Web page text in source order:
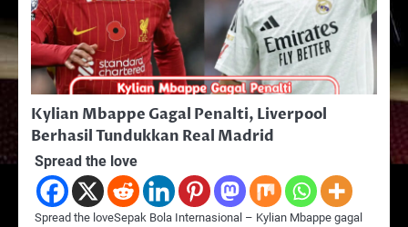
Kylian Mbappe Gagal Penalti, Liverpool
Berhasil Tundukkan Real Madrid
Spread the love
Spread the loveSepak Bola Internasional – Kylian Mbappe gagal